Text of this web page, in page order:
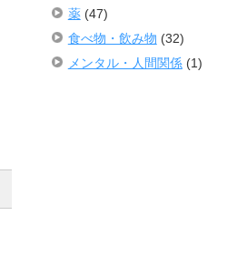
薬(47)
食べ物・飲み物 (32)
メンタル・人間関係(1)